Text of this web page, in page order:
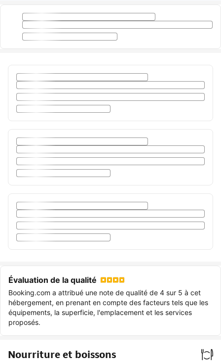
Évaluation de la qualité
Booking.com a attribué une note de qualité de 4 sur 5 à cet
hébergement, en prenant en compte des facteurs tels que les
équipements, la superficie, l'emplacement et les services
proposés.
Nourriture et boissons